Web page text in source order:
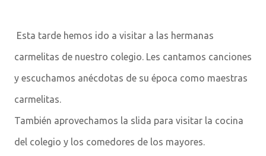
Esta tarde hemos ido a visitar a las hermanas
carmelitas de nuestro colegio. Les cantamos canciones
y escuchamos anécdotas de su época como maestras
carmelitas.
También aprovechamos la slida para visitar la cocina
del colegio y los comedores de los mayores.